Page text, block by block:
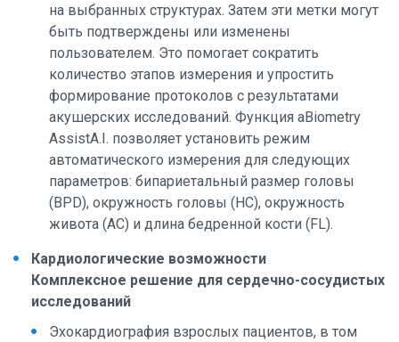
на выбранных структурах. Затем эти метки могут
быть подтверждены или изменены
пользователем. Это помогает сократить
количество этапов измерения и упростить
формирование протоколов с результатами
акушерских исследований. Функция aBiometry
AssistA.I. позволяет установить режим
автоматического измерения для следующих
параметров: бипариетальный размер головы
(BPD), окружность головы (HC), окружность
живота (AC) и длина бедренной кости (FL).
Кардиологические возможности
Комплексное решение для сердечно-сосудистых
исследований
Эхокардиография взрослых пациентов, в том